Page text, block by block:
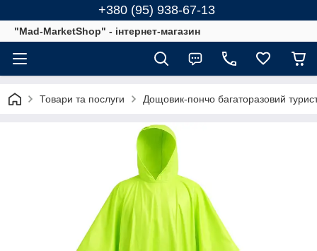
+380 (95) 938-67-13
"Mad-MarketShop" - інтернет-магазин
Товари та послуги Дощовик-пончо багаторазовий